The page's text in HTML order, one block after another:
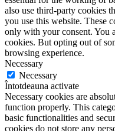
also use third-party cookies
you use this website. These
only with your consent. You
cookies. But opting out of
browsing experience.
Necessary
Necessary
Întotdeauna activate
Necessary cookies are
function properly. This
basic functionalities and
cookies do not store any